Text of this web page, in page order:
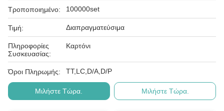
Τροποποιημένο: 100000set
Τιμή: Διαπραγματεύσιμα
Πληροφορίες
Συσκευασίας:
Καρτόνι
Όροι Πληρωμής: ΤΤ,LC,D/A,D/P
Μιλήστε Τώρα. Μιλήστε Τώρα.